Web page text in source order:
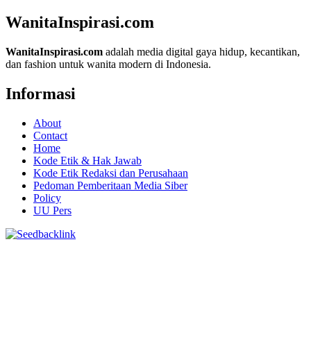
WanitaInspirasi.com
WanitaInspirasi.com adalah media digital gaya hidup, kecantikan,
dan fashion untuk wanita modern di Indonesia.
Informasi
About
Contact
Home
Kode Etik & Hak Jawab
Kode Etik Redaksi dan Perusahaan
Pedoman Pemberitaan Media Siber
Policy
UU Pers